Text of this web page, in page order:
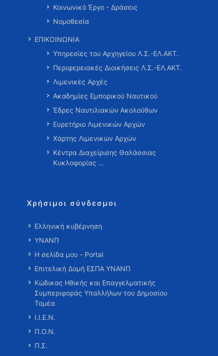
Κοινωνικό Έργο - Δράσεις
Νομοθεσία
ΕΠΙΚΟΙΝΩΝΙΑ
Υπηρεσίες του Αρχηγείου Λ.Σ.-ΕΛ.ΑΚΤ.
Περιφερειακές Διοικήσεις Λ.Σ.-ΕΛ.ΑΚΤ.
Λιμενικές Αρχές
Ακαδημίες Εμπορικού Ναυτικού
Έδρες Ναυτιλιακών Ακολούθων
Ευρετήριο Λιμενικών Αρχών
Χάρτης Λιμενικών Αρχών
Κέντρα Διαχείρισης Θαλάσσιας
Κυκλοφορίας …
Χρήσιμοι σύνδεσμοι
Ελληνική κυβέρνηση
ΥΝΑΝΠ
Η σελίδα μου - Portal
Επιτελική Δομή ΕΣΠΑ ΥΝΑΝΠ
Κώδικας Ηθικής και Επαγγελματικής
Συμπεριφοράς Υπαλλήλων του Δημοσίου
Τομέα
Ι.Ι.Ε.Ν.
Π.Ο.Ν.
Π.Σ.